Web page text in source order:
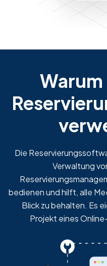
Warum
Die
Verwaltung
bedienen und hilft, alle
Blick zu behalten. Es
Projekt eines